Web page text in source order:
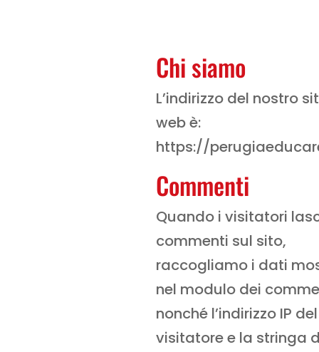
Chi siamo
L’indirizzo del nostro
web è:
https://
Commenti
Quando i visitatori
commenti sul sito,
raccogliamo i dati
nel modulo dei
nonché l’indirizzo IP del
visitatore e la stringa